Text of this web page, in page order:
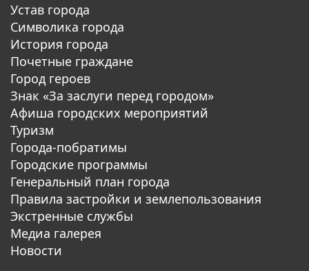
Устав города
Символика города
История города
Почетные граждане
Город героев
Знак «За заслуги перед городом»
Афиша городских мероприятий
Туризм
Города-побратимы
Городские программы
Генеральный план города
Правила застройки и землепользования
Экстренные службы
Медиа галерея
Новости